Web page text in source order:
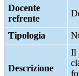
Docente
refrente
Tipologia
Descrizione
Il